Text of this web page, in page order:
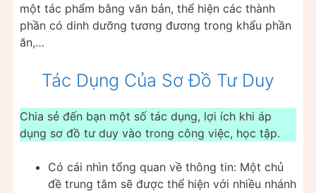
một tác phẩm bằng văn bản, thể hiện các thành
phần có dinh dưỡng tương đương trong khẩu phần
ăn,…
Tác Dụng Của Sơ Đồ Tư Duy
Chia sẻ đến bạn một số tác dụng, lợi ích khi áp
dụng sơ đồ tư duy vào trong công việc, học tập.
Có cái nhìn tổng quan về thông tin: Một chủ
đề trung tâm sẽ được thể hiện với nhiều nhánh